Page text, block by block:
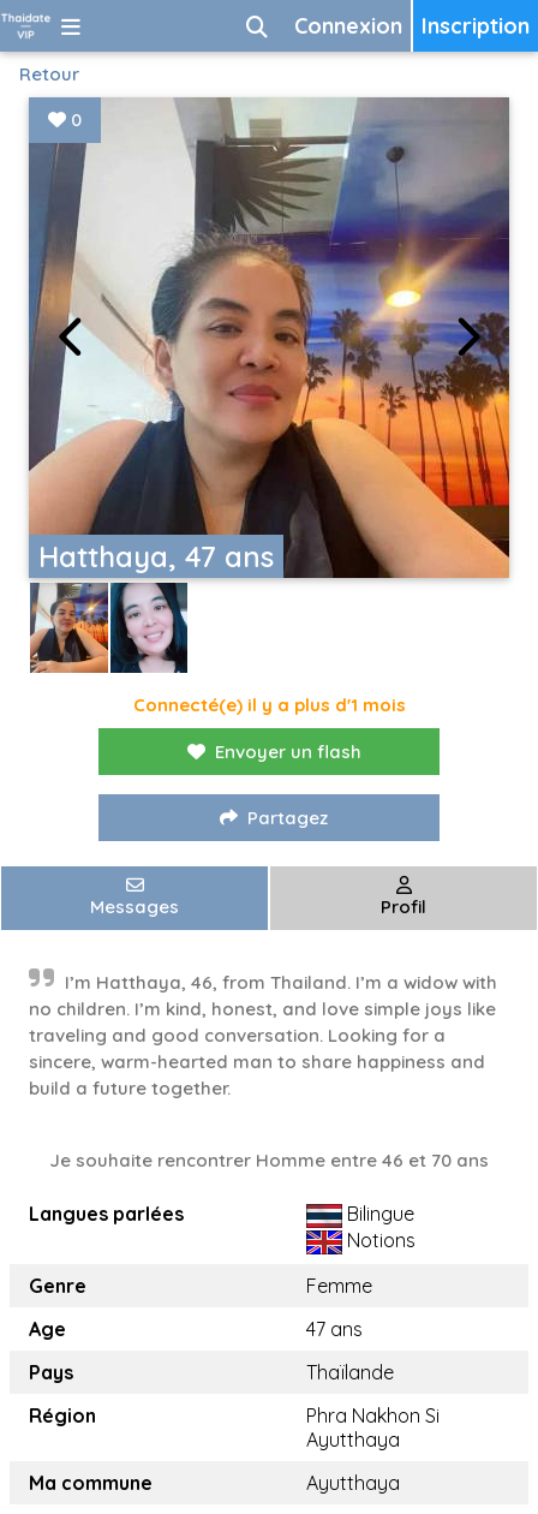
Inscription
Connexion
Retour
Hatthaya, 47 ans
0
Connecté(e) il y a plus d'1 mois
Envoyer un flash
Partagez
Messages Profil
I’m Hatthaya, 46, from Thailand. I’m a widow with
no children. I’m kind, honest, and love simple joys like
traveling and good conversation. Looking for a
sincere, warm-hearted man to share happiness and
build a future together.
Je souhaite rencontrer Homme entre 46 et 70 ans
Langues parlées
Bilingue
Notions
Genre
Femme
Age
47 ans
Pays
Thaïlande
Région
Phra Nakhon Si
Ayutthaya
Ma commune
Ayutthaya